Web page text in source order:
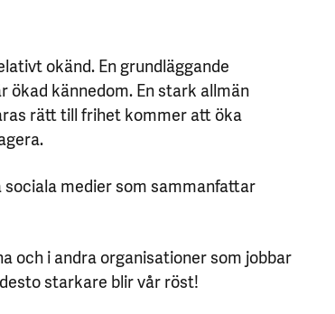
okänd. En grundläggande
kännedom. En stark allmän
rätt till frihet kommer att öka
sociala medier som sammanfattar
och i andra organisationer som jobbar
starkare blir vår röst!